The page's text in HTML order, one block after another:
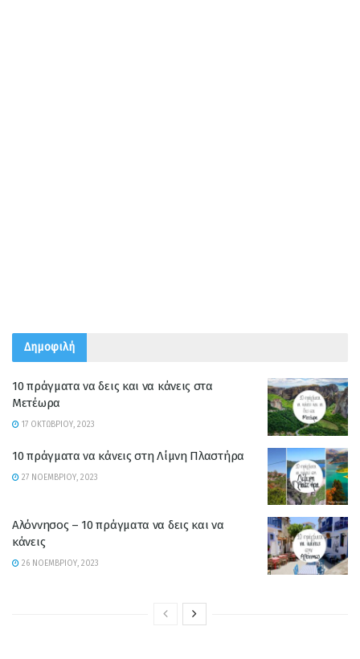
Δημοφιλή
10 πράγματα να δεις και να κάνεις στα
Μετέωρα
17 ΟΚΤΩΒΡΊΟΥ, 2023
10 πράγματα να κάνεις στη Λίμνη Πλαστήρα
27 ΝΟΕΜΒΡΊΟΥ, 2023
Αλόννησος – 10 πράγματα να δεις και να
κάνεις
26 ΝΟΕΜΒΡΊΟΥ, 2023